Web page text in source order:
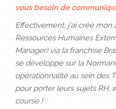
vous besoin de
Effectivement, j’ai créé
Ressources Humaines
Manager) via la franchise
se développe sur la
opérationnalité au sein des
pour porter leurs sujets RH,
course !